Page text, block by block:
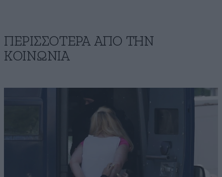
ΠΕΡΙΣΣΟΤΕΡΑ ΑΠΟ ΤΗΝ
ΚΟΙΝΩΝΙΑ